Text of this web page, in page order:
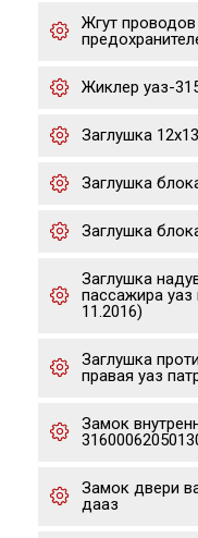
Жгут
Жиклер уаз-
Заглушка 12х13
Заглушка
Заглушка
Заглушка
пассажира уаз
11.2016)
Заглушка
правая уаз
Замок
Замок двери
дааз